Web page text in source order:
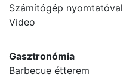
Számítógép nyomtatóval
Video
Gasztronómia
Barbecue étterem